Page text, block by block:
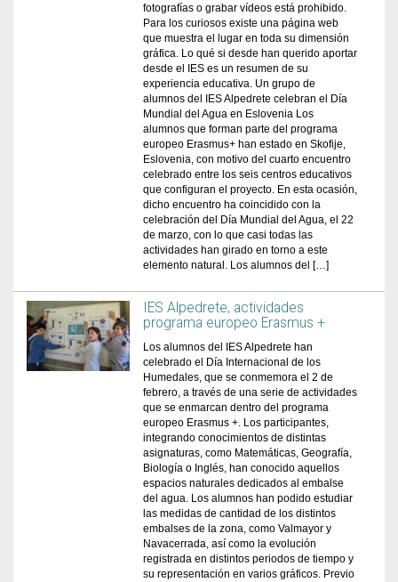
fotografías o grabar vídeos está prohibido.
Para los curiosos existe una página web
que muestra el lugar en toda su dimensión
gráfica. Lo qué si desde han querido aportar
desde el IES es un resumen de su
experiencia educativa. Un grupo de
alumnos del IES Alpedrete celebran el Día
Mundial del Agua en Eslovenia Los
alumnos que forman parte del programa
europeo Erasmus+ han estado en Skofije,
Eslovenia, con motivo del cuarto encuentro
celebrado entre los seis centros educativos
que configuran el proyecto. En esta ocasión,
dicho encuentro ha coincidido con la
celebración del Día Mundial del Agua, el 22
de marzo, con lo que casi todas las
actividades han girado en torno a este
elemento natural. Los alumnos del […]
IES Alpedrete, actividades
programa europeo Erasmus +
Los alumnos del IES Alpedrete han
celebrado el Día Internacional de los
Humedales, que se conmemora el 2 de
febrero, a través de una serie de actividades
que se enmarcan dentro del programa
europeo Erasmus +. Los participantes,
integrando conocimientos de distintas
asignaturas, como Matemáticas, Geografía,
Biología o Inglés, han conocido aquellos
espacios naturales dedicados al embalse
del agua. Los alumnos han podido estudiar
las medidas de cantidad de los distintos
embalses de la zona, como Valmayor y
Navacerrada, así como la evolución
registrada en distintos periodos de tiempo y
su representación en varios gráficos. Previo